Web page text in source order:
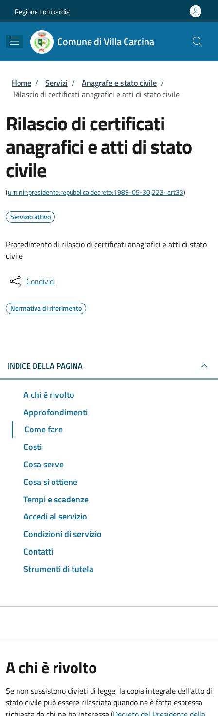
Regione Lombardia
Comune di Villa Carcina
Briciole di pane
Home / Servizi / Anagrafe e stato civile /
Rilascio di certificati anagrafici e atti di stato civile
Rilascio di certificati
anagrafici e atti di stato
civile
(urn:nir:presidente.repubblica:decreto:1989-05-30;223~art33)
Servizio attivo
Procedimento di rilascio di certificati anagrafici e atti di stato
civile
Condividi
Normativa di riferimento
INDICE DELLA PAGINA
A chi è rivolto
Approfondimenti
Come fare
Costi
Cosa serve
Cosa si ottiene
Tempi e scadenze
Accedi al servizio
Condizioni di servizio
Contatti
Strumenti di tutela
A chi è rivolto
Se non sussistono divieti di legge, la copia integrale dell'atto di
stato civile può essere rilasciata quando ne è fatta espressa